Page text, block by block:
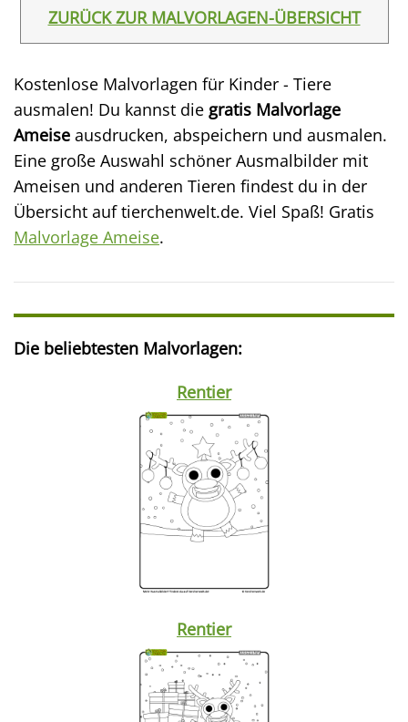
ZURÜCK ZUR MALVORLAGEN-ÜBERSICHT
Kostenlose Malvorlagen für Kinder - Tiere
ausmalen! Du kannst die gratis Malvorlage
Ameise ausdrucken, abspeichern und ausmalen.
Eine große Auswahl schöner Ausmalbilder mit
Ameisen und anderen Tieren findest du in der
Übersicht auf tierchenwelt.de. Viel Spaß! Gratis
Malvorlage Ameise.
Die beliebtesten Malvorlagen:
Rentier
Rentier